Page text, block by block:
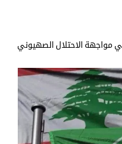
مواجهة الاحتلال الصهيوني